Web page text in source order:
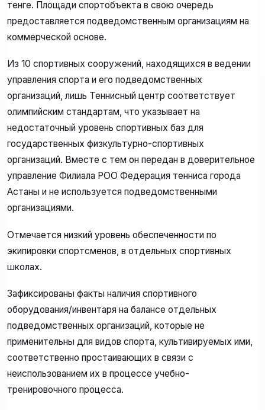
тенге. Площади спортобъекта в свою очередь
предоставляется подведомственным организациям на
коммерческой основе.
Из 10 спортивных сооружений, находящихся в ведении
управления спорта и его подведомственных
организаций, лишь Теннисный центр соответствует
олимпийским стандартам, что указывает на
недостаточный уровень спортивных баз для
государственных физкультурно-спортивных
организаций. Вместе с тем он передан в доверительное
управление Филиала РОО Федерация тенниса города
Астаны и не используется подведомственными
организациями.
Отмечается низкий уровень обеспеченности по
экипировки спортсменов, в отдельных спортивных
школах.
Зафиксированы факты наличия спортивного
оборудования/инвентаря на балансе отдельных
подведомственных организаций, которые не
применительны для видов спорта, культивируемых ими,
соответственно простаивающих в связи с
неиспользованием их в процессе учебно-
тренировочного процесса.